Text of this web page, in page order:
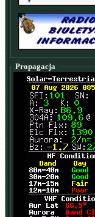
Propagacja